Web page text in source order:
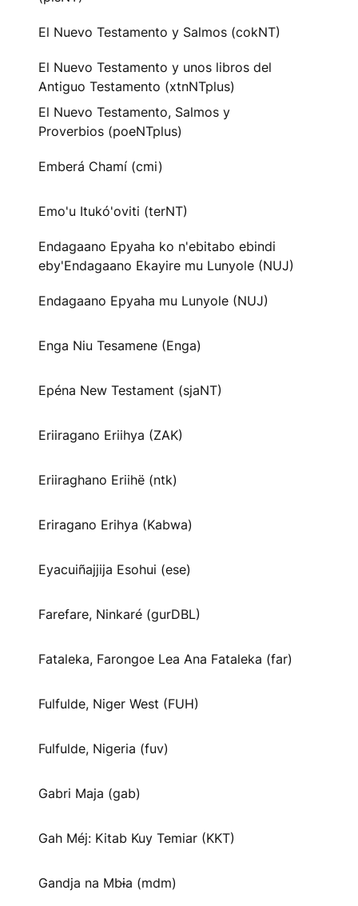
El Nuevo Testamento y Salmos (cokNT)
El Nuevo Testamento y unos libros del
Antiguo Testamento (xtnNTplus)
El Nuevo Testamento, Salmos y
Proverbios (poeNTplus)
Emberá Chamí (cmi)
Emo'u Itukó'oviti (terNT)
Endagaano Epyaha ko n'ebitabo ebindi
eby'Endagaano Ekayire mu Lunyole (NUJ)
Endagaano Epyaha mu Lunyole (NUJ)
Enga Niu Tesamene (Enga)
Epéna New Testament (sjaNT)
Eriiragano Eriihya (ZAK)
Eriiraghano Eriihë (ntk)
Eriragano Erihya (Kabwa)
Eyacuiñajjija Esohui (ese)
Farefare, Ninkaré (gurDBL)
Fataleka, Farongoe Lea Ana Fataleka (far)
Fulfulde, Niger West (FUH)
Fulfulde, Nigeria (fuv)
Gabri Maja (gab)
Gah Méj: Kitab Kuy Temiar (KKT)
Gandja na Mbɨa (mdm)